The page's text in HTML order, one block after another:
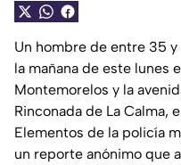
Un hombre de entre 35
la mañana de este lunes
Montemorelos y la
Rinconada de La Calma,
Elementos de la policía
un reporte anónimo que